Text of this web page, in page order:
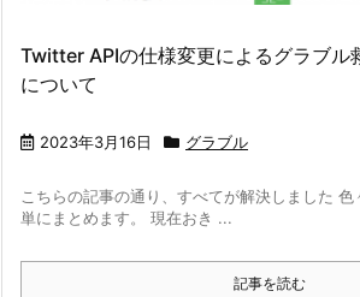
Twitter APIの仕様変更によるグラブル
について
2023年3月16日 グラブル
こちらの記事の通り、すべてが解決しました
単にまとめます。 現在おき ...
記事を読む